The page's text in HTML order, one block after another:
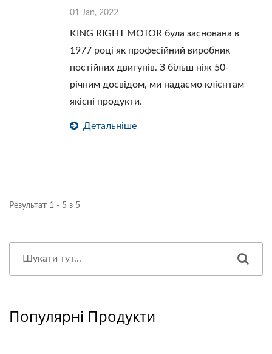
01 Jan, 2022
KING RIGHT MOTOR була заснована в
1977 році як професійний виробник
постійних двигунів. З більш ніж 50-
річним досвідом, ми надаємо клієнтам
якісні продукти.
Детальніше
Результат 1 - 5 з 5
Популярні Продукти